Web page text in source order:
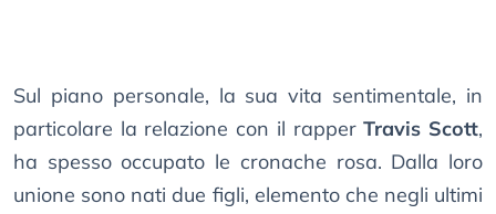
Sul piano personale, la sua vita sentimentale, in
particolare la relazione con il rapperTravis Scott,
ha spesso occupato le cronache rosa. Dalla loro
unione sono nati due figli, elemento che negli ultimi